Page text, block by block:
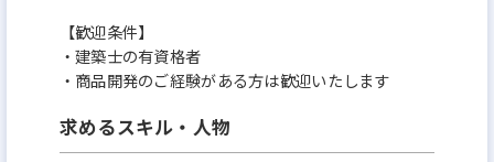
【歓迎条件】
・建築士の有資格者
・商品開発のご経験がある方は歓迎いたします
求めるスキル・人物